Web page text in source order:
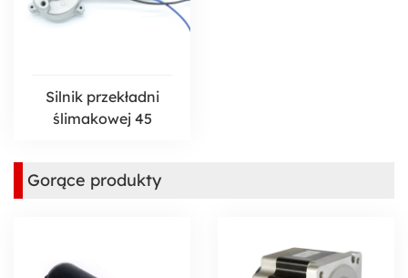
Silnik przekładni
ślimakowej 45
Gorące produkty